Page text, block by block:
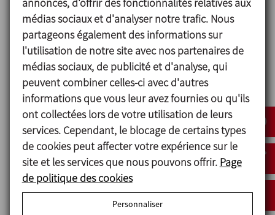
ENVOYER
Conception et
caractéristiques
Notre système exclusif d’extraction mécanique, par
opposition à la fluidisation ou à la vibration, évite la
formation de voûtes et permet une extraction
continue du silo, même pour les produits les plus
médias sociaux et d'analyser notre trafic. Nous
partageons également des informations sur
l'utilisation de notre site avec nos partenaires de
médias sociaux, de publicité et d'analyse, qui
peuvent combiner celles-ci avec d'autres
informations que vous leur avez fournies ou qu'ils
ont collectées lors de votre utilisation de leurs
services. Cependant, le blocage de certains types
de cookies peut affecter votre expérience sur le
site et les services que nous pouvons offrir. Page
de politique des cookies
Personnaliser